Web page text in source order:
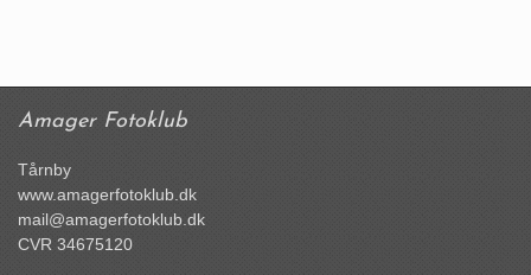
Amager Fotoklub
Tårnby
www.amagerfotoklub.dk
mail@amagerfotoklub.dk
CVR 34675120